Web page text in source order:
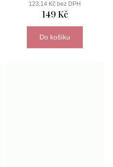
123,14 Kč bez DPH
149 Kč
Do košíku